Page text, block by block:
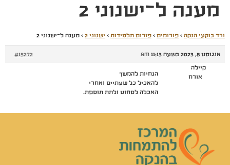
מענה ל־ישנוני 2
ורד בוקעי הנקה › פורומים › פורום תלמידות › ישנוני 2 › מענה ל־ישנוני 2
אוגוסט 8, 2023 בשעה 11:13 am #15272
קיילה
אורח
הנחיות להמשך
להאכיל כל שעתיים ואחרי
האכלה לסחוט ולתת תוספת.